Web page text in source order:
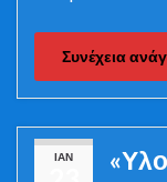
Συνέχεια
ΙΑΝ